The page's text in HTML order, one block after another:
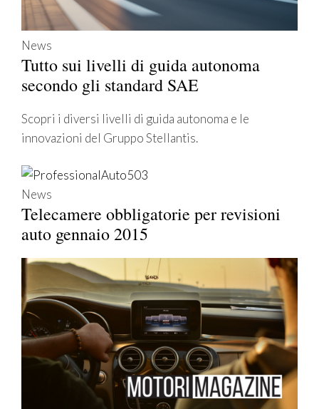
News
Tutto sui livelli di guida autonoma
secondo gli standard SAE
Scopri i diversi livelli di guida autonoma e le
innovazioni del Gruppo Stellantis.
News
Telecamere obbligatorie per revisioni
auto gennaio 2015